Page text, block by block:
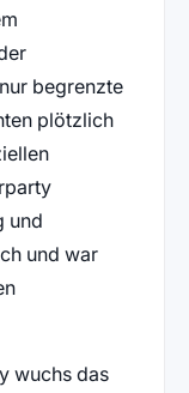
begrenzte
plötzlich
und
und war
wuchs das